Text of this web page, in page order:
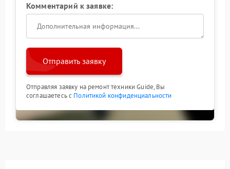
Комментарий к заявке:
Отправить заявку
Отправляя заявку на ремонт техники Guide, Вы
соглашаетесь с Политикой конфиденциальности